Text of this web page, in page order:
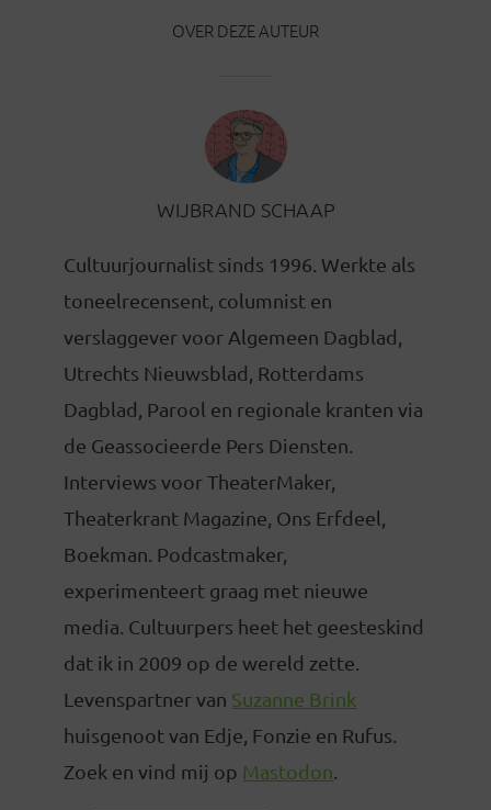
OVER DEZE AUTEUR
WIJBRAND SCHAAP
Cultuurjournalist sinds 1996. Werkte als
toneelrecensent, columnist en
verslaggever voor Algemeen Dagblad,
Utrechts Nieuwsblad, Rotterdams
Dagblad, Parool en regionale kranten via
de Geassocieerde Pers Diensten.
Interviews voor TheaterMaker,
Theaterkrant Magazine, Ons Erfdeel,
Boekman. Podcastmaker,
experimenteert graag met nieuwe
media. Cultuurpers heet het geesteskind
dat ik in 2009 op de wereld zette.
Levenspartner van Suzanne Brink
huisgenoot van Edje, Fonzie en Rufus.
Zoek en vind mij op Mastodon